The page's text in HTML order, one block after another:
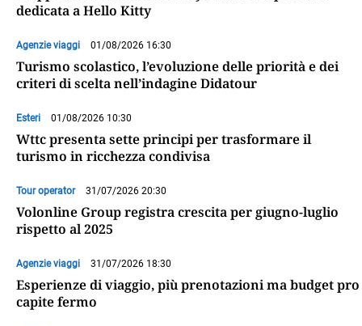
dedicata a Hello Kitty
Agenzie viaggi 01/08/2026 16:30
Turismo scolastico, l’evoluzione delle priorità e dei
criteri di scelta nell’indagine Didatour
Esteri 01/08/2026 10:30
Wttc presenta sette principi per trasformare il
turismo in ricchezza condivisa
Tour operator 31/07/2026 20:30
Volonline Group registra crescita per giugno-luglio
rispetto al 2025
Agenzie viaggi 31/07/2026 18:30
Esperienze di viaggio, più prenotazioni ma budget pro
capite fermo